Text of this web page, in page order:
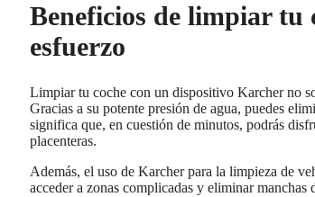
Beneficios de limpiar
esfuerzo
Limpiar tu coche con un dispositivo Karcher no
Gracias a su potente presión de agua, puedes
significa que, en cuestión de minutos, podrás
placenteras.
Además, el uso de Karcher para la limpieza de
acceder a zonas complicadas y eliminar